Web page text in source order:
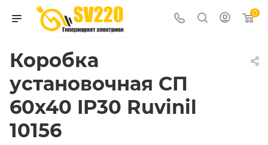
0
Коробка
установочная СП
60х40 IP30 Ruvinil
10156